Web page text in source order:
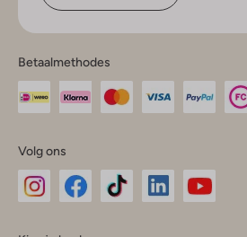
Betaalmethodes
Volg ons